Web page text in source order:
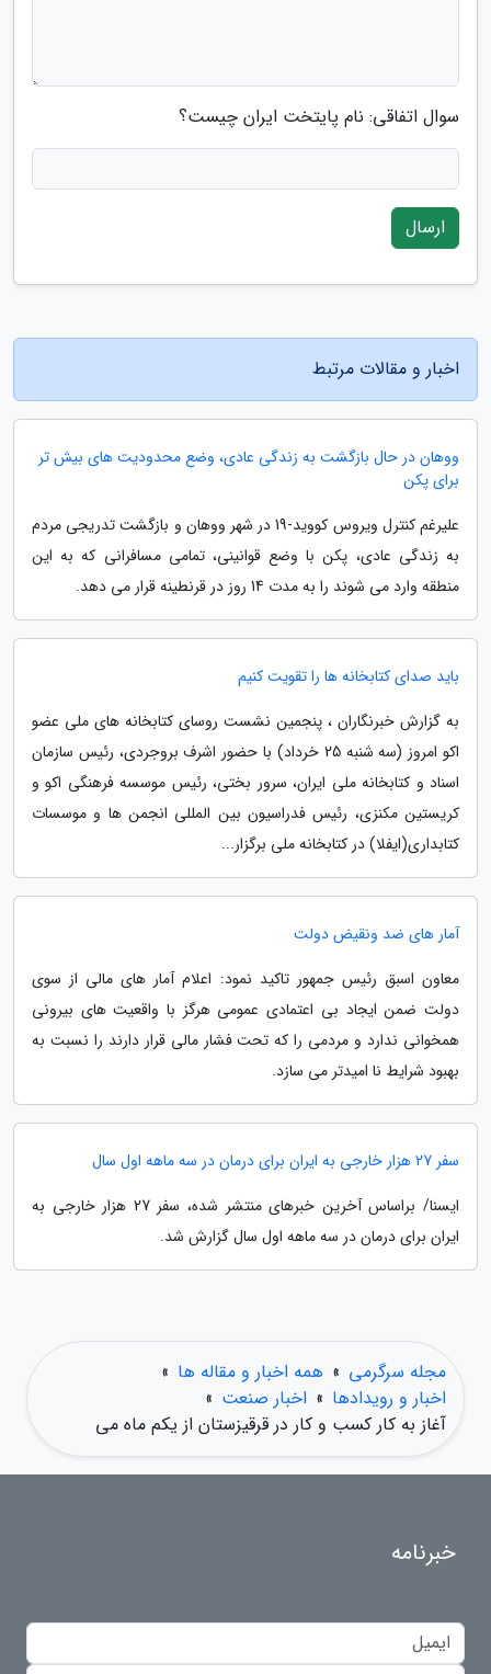
سوال اتفاقی: نام پایتخت ایران چیست؟
ارسال
اخبار و مقالات مرتبط
ووهان در حال بازگشت به زندگی عادی، وضع محدودیت های بیش تر
برای پکن
علیرغم کنترل ویروس کووید-19 در شهر ووهان و بازگشت تدریجی مردم
به زندگی عادی، پکن با وضع قوانینی، تمامی مسافرانی که به این
منطقه وارد می شوند را به مدت 14 روز در قرنطینه قرار می دهد.
باید صدای کتابخانه ها را تقویت کنیم
به گزارش خبرنگاران ، پنجمین نشست روسای کتابخانه های ملی عضو
اکو امروز (سه شنبه 25 خرداد) با حضور اشرف بروجردی، رئیس سازمان
اسناد و کتابخانه ملی ایران، سرور بختی، رئیس موسسه فرهنگی اکو و
کریستین مکنزی، رئیس فدراسیون بین المللی انجمن ها و موسسات
کتابداری(ایفلا) در کتابخانه ملی برگزار...
آمار های ضد ونقیض دولت
معاون اسبق رئیس جمهور تاکید نمود: اعلام آمار های مالی از سوی
دولت ضمن ایجاد بی اعتمادی عمومی هرگز با واقعیت های بیرونی
همخوانی ندارد و مردمی را که تحت فشار مالی قرار دارند را نسبت به
بهبود شرایط نا امیدتر می سازد.
سفر 27 هزار خارجی به ایران برای درمان در سه ماهه اول سال
ایسنا/ براساس آخرین خبرهای منتشر شده، سفر 27 هزار خارجی به
ایران برای درمان در سه ماهه اول سال گزارش شد.
مجله سرگرمی » همه اخبار و مقاله ها »
اخبار و رویدادها » اخبار صنعت »
آغاز به کار کسب و کار در قرقیزستان از یکم ماه می
خبرنامه